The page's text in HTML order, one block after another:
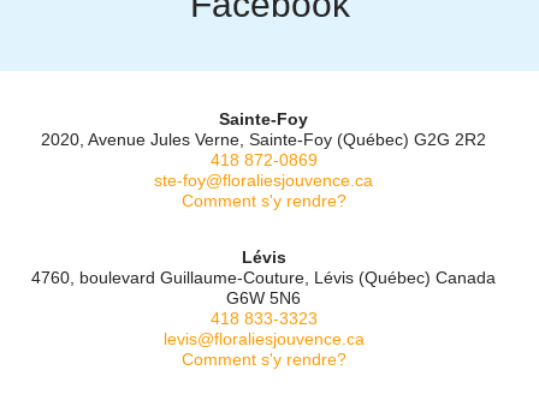
Sainte-Foy
2020, Avenue Jules Verne, Sainte-Foy (Québec) G2G 2R2
418 872-0869
ste-foy@floraliesjouvence.ca
Comment s'y rendre?
Lévis
4760, boulevard Guillaume-Couture, Lévis (Québec) Canada
G6W 5N6
418 833-3323
levis@floraliesjouvence.ca
Comment s'y rendre?